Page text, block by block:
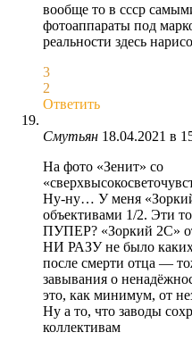
вообще то в ссср
фотоаппараты под
реальности здесь
3
2
Ответить
Смутьян 18.04.2021 в
На фото «Зенит» со
Ну-ну… У меня
объективами 1/2. Эти
ПУПЕР? «Зоркий 2С»
НИ РАЗУ не было
после смерти отца —
завывания о
это, как минимум, от
Ну а то, что заводы
коллективам